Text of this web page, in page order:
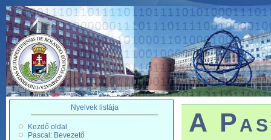
Nyelvek listája
Kezdő oldal
Pascal: Bevezető
A